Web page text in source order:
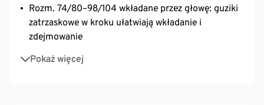
Rozm. 74/80–98/104 wkładane przez głowę: guziki
zatrzaskowe w kroku ułatwiają wkładanie i
zdejmowanie
Pokaż więcej
Nadają się do prania w temperaturze do 60°C
Odporne na deformacje